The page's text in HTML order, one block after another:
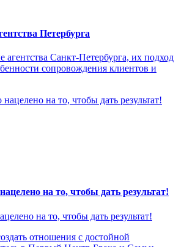
Петербурга
Санкт-Петербурга, их подход
сопровождения клиентов и
на то, чтобы дать результат!
на то, чтобы дать результат!